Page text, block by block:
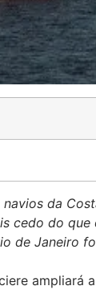
da
cedo do
de Janeiro
ampliará